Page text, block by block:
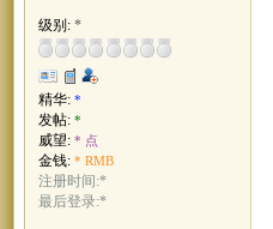
级别: *
精华: *
发帖: *
威望: * 点
金钱: * RMB
注册时间:*
最后登录:*